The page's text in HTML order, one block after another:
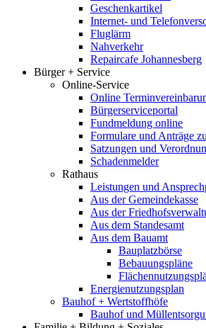
Geschenkartikel
Internet- und
Fluglärm
Nahverkehr
Repaircafe Johannesberg
Bürger + Service
Online-Service
Online
Bürgerserviceportal
Fundmeldung online
Formulare und Anträge
Satzungen und
Schadenmelder
Rathaus
Leistungen und
Aus der Gemeindekasse
Aus der
Aus dem Standesamt
Aus dem Bauamt
Bauplatzbörse
Bebauungspläne
Energienutzungsplan
Bauhof + Wertstoffhöfe
Bauhof und